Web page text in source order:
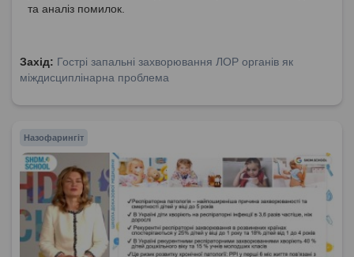
та аналіз помилок.
Захід: Гострі запальні захворювання ЛОР органів як
міждисциплінарна проблема
Назофарингіт